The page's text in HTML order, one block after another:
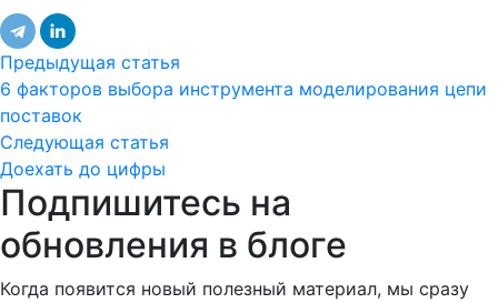
Предыдущая статья
6 факторов выбора инструмента моделирования цепи
поставок
Следующая статья
Доехать до цифры
Подпишитесь на
обновления в блоге
Когда появится новый полезный материал, мы сразу